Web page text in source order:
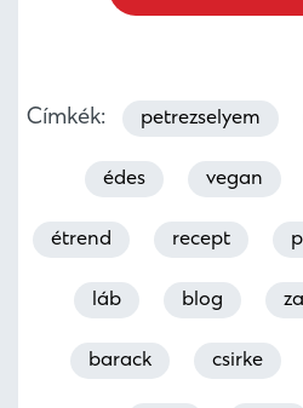
Címkék: petrezselyem
édes vegan
étrend recept
láb blog
barack csirke